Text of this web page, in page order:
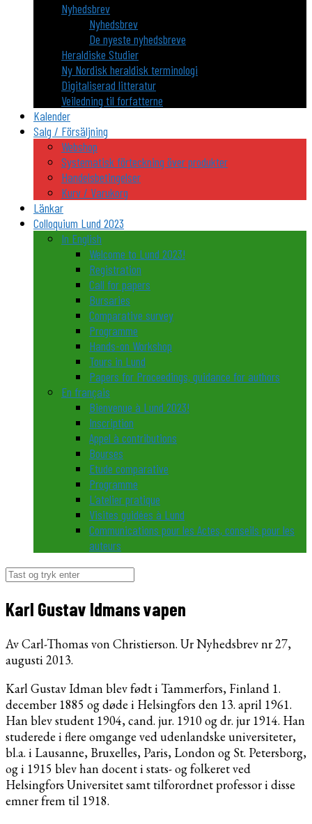
Nyhedsbrev
Nyhedsbrev
De nyeste nyhedsbreve
Heraldiske Studier
Ny Nordisk heraldisk terminologi
Digitaliserad litteratur
Veiledning til forfatterne
Kalender
Salg / Försäljning
Webshop
Systematisk förteckning över produkter
Handelsbetingelser
Kurv / Varukorg
Länkar
Colloquium Lund 2023
In English
Welcome to Lund 2023!
Registration
Call for papers
Bursaries
Comparative survey
Programme
Hands-on Workshop
Tours in Lund
Papers for Proceedings, guidance for authors
En français
Bienvenue à Lund 2023!
Inscription
Appel à contributions
Bourses
Etude comparative
Programme
L’atelier pratique
Visites guidées à Lund
Communications pour les Actes, conseils pour les
auteurs
Søg
Karl Gustav Idmans vapen
Av Carl-Thomas von Christierson. Ur Nyhedsbrev nr 27,
augusti 2013.
Karl Gustav Idman blev født i Tammerfors, Finland 1.
december 1885 og døde i Helsingfors den 13. april 1961.
Han blev student 1904, cand. jur. 1910 og dr. jur 1914. Han
studerede i flere omgange ved udenlandske universiteter,
bl.a. i Lausanne, Bruxelles, Paris, London og St. Petersborg,
og i 1915 blev han docent i stats- og folkeret ved
Helsingfors Universitet samt tilforordnet professor i disse
emner frem til 1918.